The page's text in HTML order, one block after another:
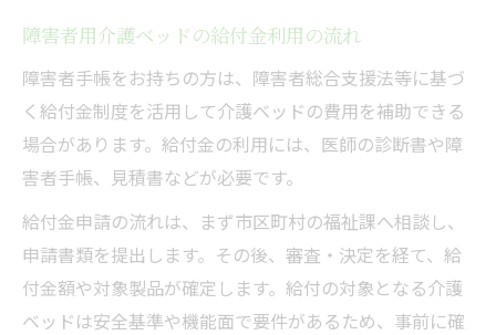
障害者用介護ベッドの給付金利用の流れ
障害者手帳をお持ちの方は、障害者総合支援法等に基づ
く給付金制度を活用して介護ベッドの費用を補助できる
場合があります。給付金の利用には、医師の診断書や障
害者手帳、見積書などが必要です。
給付金申請の流れは、まず市区町村の福祉課へ相談し、
申請書類を提出します。その後、審査・決定を経て、給
付金額や対象製品が確定します。給付の対象となる介護
ベッドは安全基準や機能面で要件があるため、事前に確